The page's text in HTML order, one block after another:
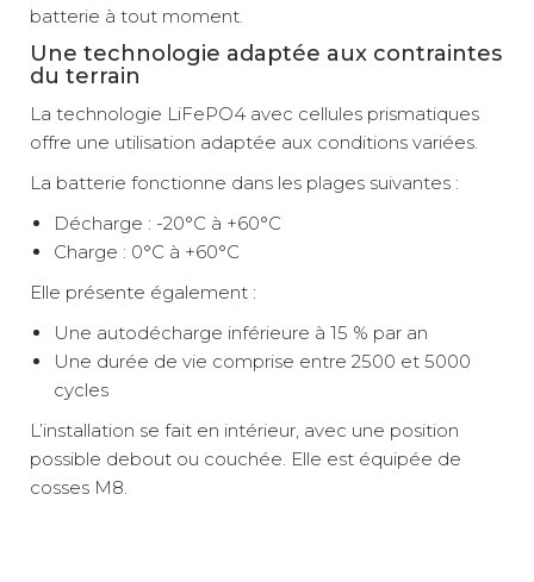
batterie à tout moment.
Une technologie adaptée aux contraintes
du terrain
La technologie LiFePO4 avec cellules prismatiques
offre une utilisation adaptée aux conditions variées.
La batterie fonctionne dans les plages suivantes :
Décharge : -20°C à +60°C
Charge : 0°C à +60°C
Elle présente également :
Une autodécharge inférieure à 15 % par an
Une durée de vie comprise entre 2500 et 5000
cycles
L’installation se fait en intérieur, avec une position
possible debout ou couchée. Elle est équipée de
cosses M8.